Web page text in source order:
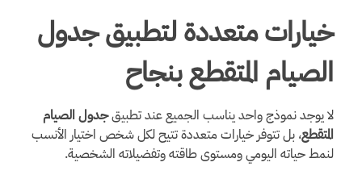
خيارات متعددة لتطبيق جدول
الصيام المتقطع بنجاح
لا يوجد نموذج واحد يناسب الجميع عند تطبيقجدول الصيام
المتقطع، بل تتوفر خيارات متعددة تتيح لكل شخص اختيار الأنسب
لنمط حياته اليومي ومستوى طاقته وتفضيلاته الشخصية.